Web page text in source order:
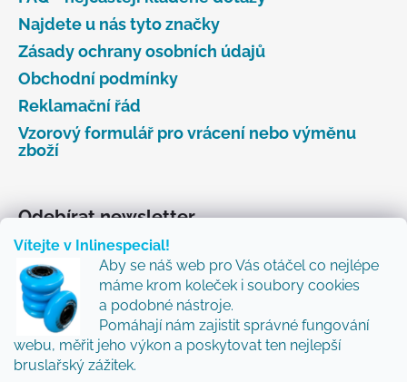
Vítejte v Inlinespecial!
Aby se náš web pro Vás otáčel co nejlépe
máme krom koleček i soubory cookies
a podobné nástroje.
Pomáhají nám zajistit správné fungování
webu, měřit jeho výkon a poskytovat ten nejlepší
bruslařský zážitek.
Najdete u nás tyto značky
Zásady ochrany osobních údajů
Obchodní podmínky
Reklamační řád
Vzorový formulář pro vrácení nebo výměnu
zboží
Odebírat newsletter
Vložte svůj e-mail a my vám budeme zasílat informace
o nových produktech na našem e-shopu.
Přidejte se k nám a my Vám budeme zasílat ty nejlepší
novinky a tipy.
E-mail